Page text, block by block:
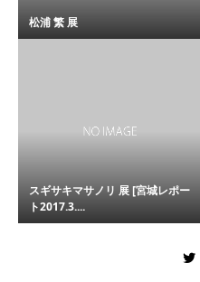
松浦 繁 展
スギサキマサノリ 展 [宮城レポー
ト2017.3....